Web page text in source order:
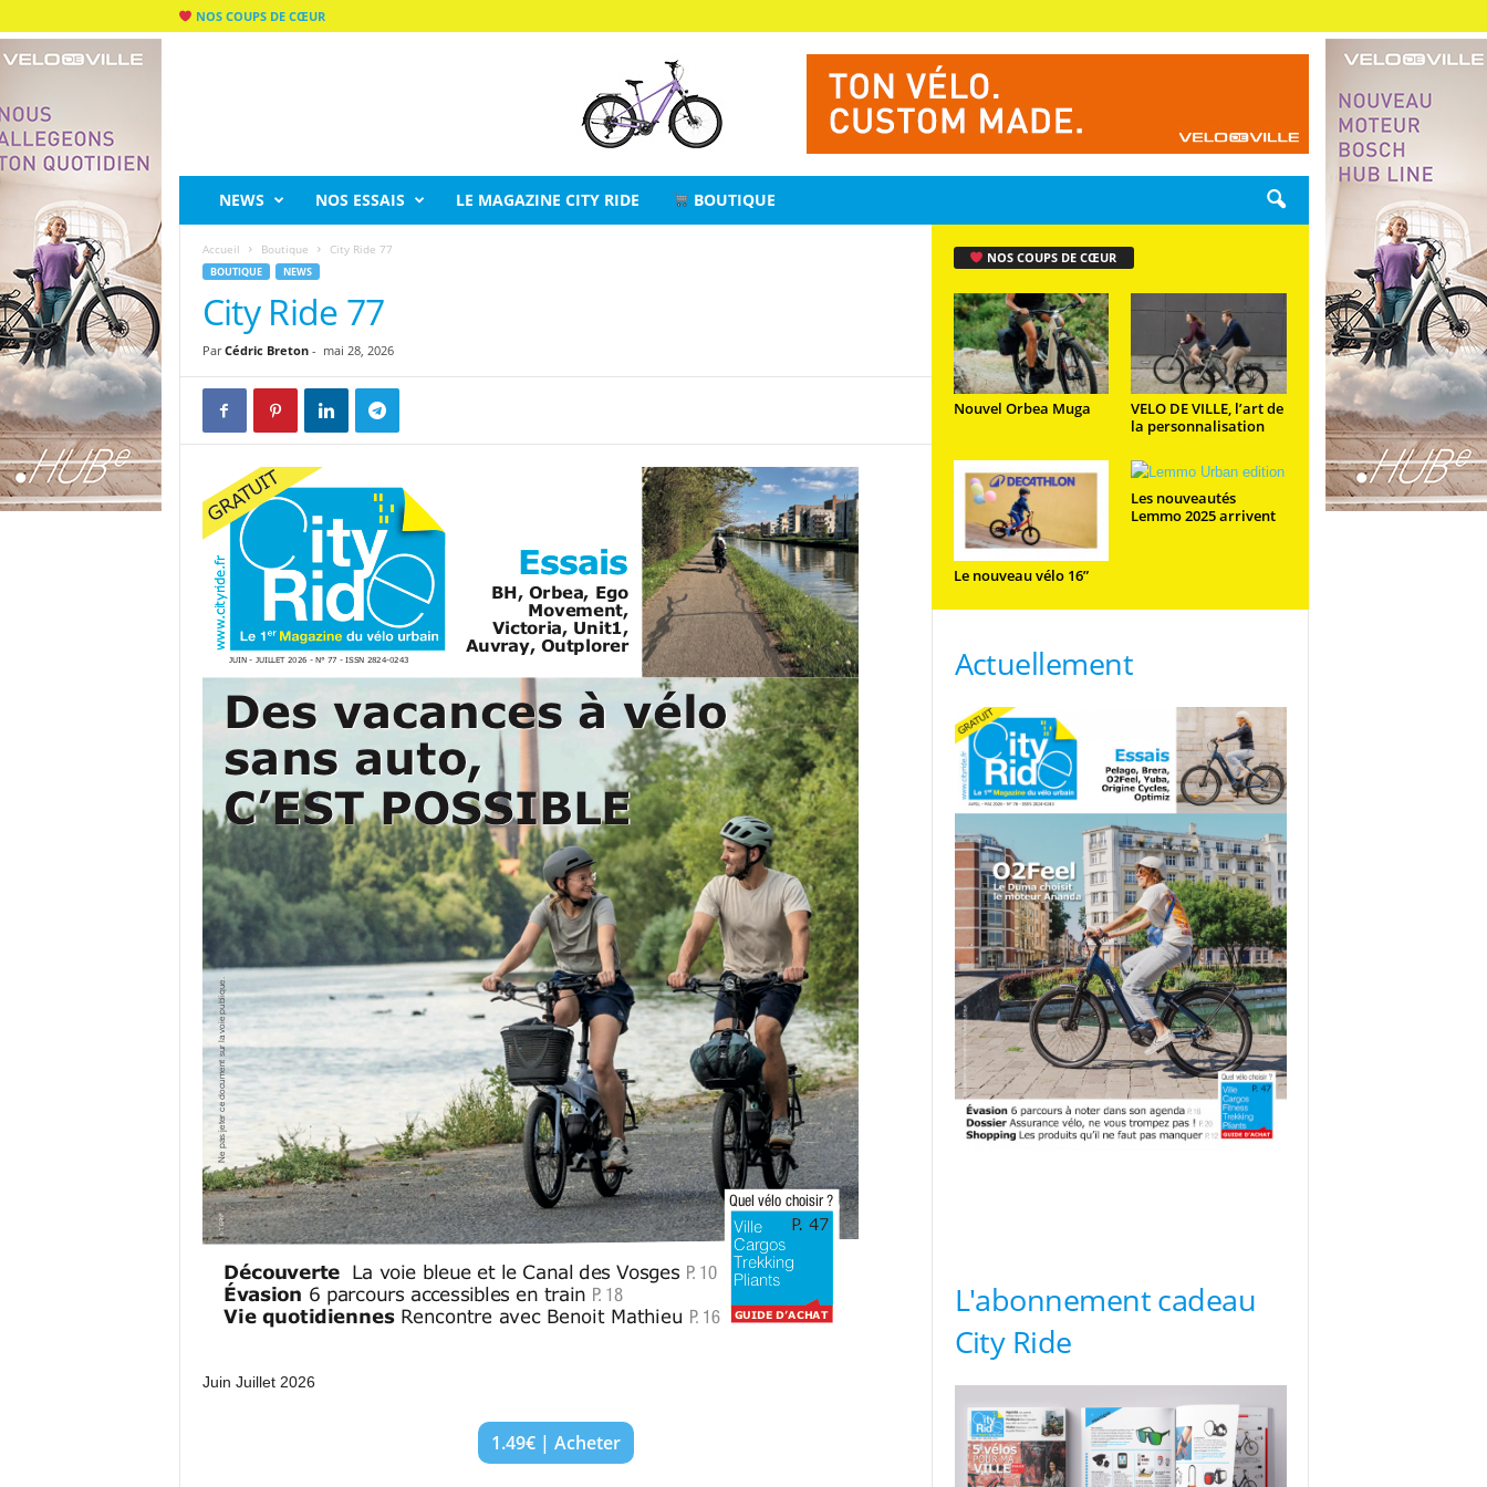
NOS COUPS DE CŒUR
NEWS NOS ESSAIS LE MAGAZINE CITY RIDE BOUTIQUE
Accueil Boutique City Ride 77
BOUTIQUE NEWS
City Ride 77
Par Cédric Breton- mai 28, 2026
Juin Juillet 2026
1.49€ | Acheter
NOS COUPS DE CŒUR
Nouvel Orbea Muga
VELO DE VILLE, l’art de
la personnalisation
Le nouveau vélo 16”
Les nouveautés
Lemmo 2025 arrivent
Actuellement
L'abonnement cadeau
City Ride